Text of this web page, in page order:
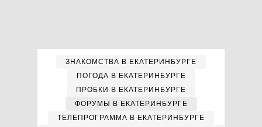
ЗНАКОМСТВА В ЕКАТЕРИНБУРГЕ
ПОГОДА В ЕКАТЕРИНБУРГЕ
ПРОБКИ В ЕКАТЕРИНБУРГЕ
ФОРУМЫ В ЕКАТЕРИНБУРГЕ
ТЕЛЕПРОГРАММА В ЕКАТЕРИНБУРГЕ